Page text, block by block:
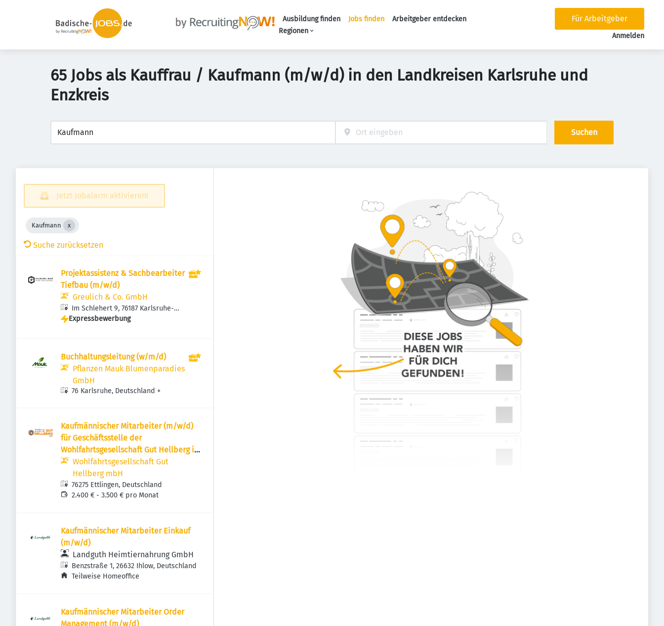
Ausbildung finden Jobs finden
Arbeitgeber entdecken
Regionen
Für Arbeitgeber
Anmelden
65 Jobs als Kauffrau / Kaufmann (m/w/d) in den Landkreisen Karlsruhe und
Enzkreis
Suchen
Jetzt Jobalarm aktivieren!
Kaufmann
Suche zurücksetzen
Projektassistenz & Sachbearbeiter
Tiefbau (m/w/d)
Greulich & Co. GmbH
Im Schlehert 9, 76187 Karlsruhe-
Knielingen, Deutschland
Expressbewerbung
Buchhaltungsleitung (w/m/d)
Pflanzen Mauk Blumenparadies
GmbH
76 Karlsruhe, Deutschland +
Kaufmännischer Mitarbeiter (m/w/d)
für Geschäftsstelle der
Wohlfahrtsgesellschaft Gut Hellberg in
Ettlingen
Wohlfahrtsgesellschaft Gut
Hellberg mbH
76275 Ettlingen, Deutschland
2.400 € - 3.500 € pro Monat
Kaufmännischer Mitarbeiter Einkauf
(m/w/d)
Landguth Heimtiernahrung GmbH
Benzstraße 1, 26632 Ihlow, Deutschland
Teilweise Homeoffice
Kaufmännischer Mitarbeiter Order
Management (m/w/d)